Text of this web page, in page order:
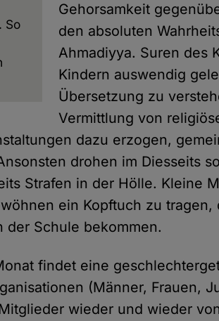
So
Gehorsamkeit
den absoluten
Ahmadiyya. Suren des
Kindern auswendig
Übersetzung zu
Vermittlung von
dazu erzogen,
drohen im Diesseits
Strafen in der Hölle. Kleine
ein Kopftuch zu tragen,
der Schule bekommen.
findet eine
(Männer, Frauen,
wieder und wieder